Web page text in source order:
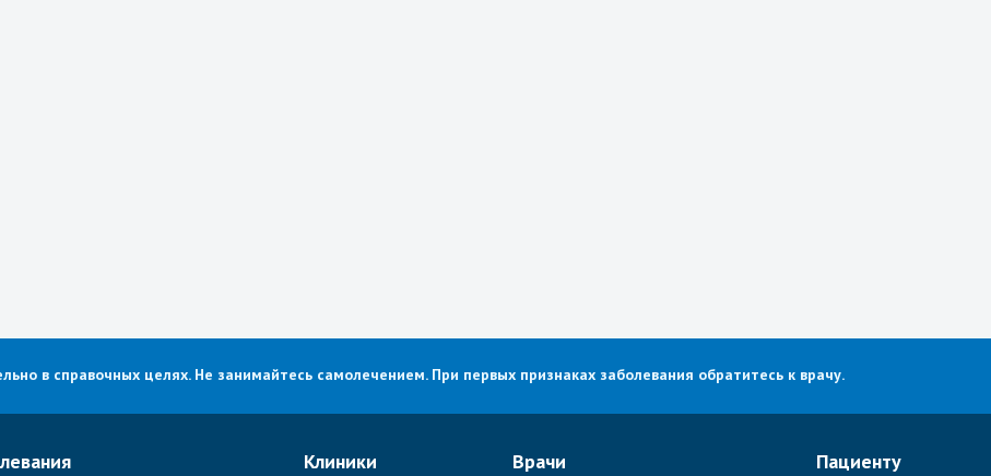
в справочных целях. Не занимайтесь самолечением. При первых признаках заболевания обратитесь к врачу.
Клиники Врачи Пациенту